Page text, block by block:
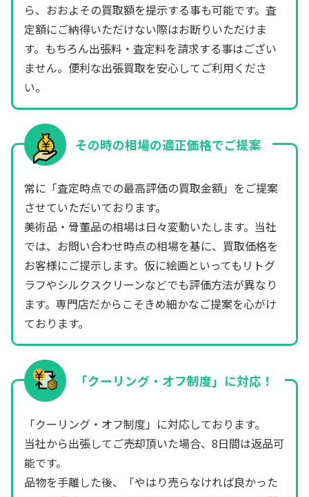
ら、おおよその買取額を提示する事も可能です。査
定額にご納得いただけない際はお断りいただけま
す。もちろん出張料・査定料を請求する事はござい
ません。便利な出張買取を安心してご利用くださ
い。
その時の相場の適正価格でご提案
常に「査定時点での最高評価の買取金額」をご提案
させていただいております。
美術品・骨董品の相場は日々変動いたします。当社
では、お問い合わせ時点の相場を基に、買取価格を
お客様にご提示します。仮に絵画といってもリトグ
ラフやシルクスクリーンなどでも評価方法が異なり
ます。専門店だからこそきめ細かなご提案を心がけ
ております。
「クーリング・オフ制度」に対応！
「クーリング・オフ制度」に対応しております。
当社から出張してご売却頂いた場合、8日間は返品可
能です。
品物を手離した後、「やはり売らなければ良かった